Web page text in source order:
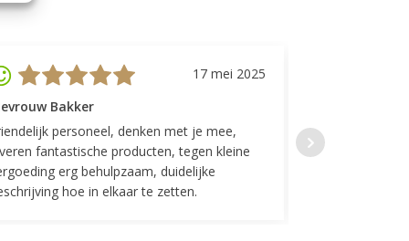
17 mei 2025
Bakker
personeel, denken met je mee,
fantastische producten, tegen kleine
erg behulpzaam, duidelijke
hoe in elkaar te zetten.
Top geregeld!
indelingen die